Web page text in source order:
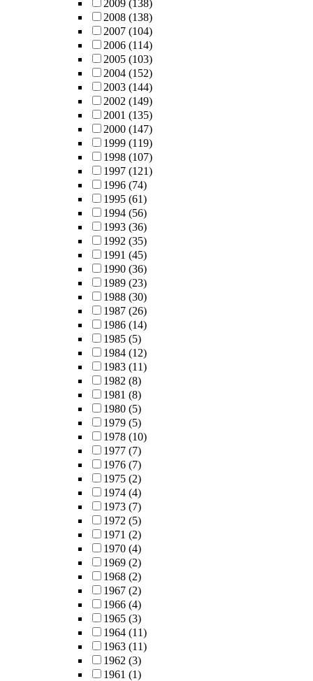
2009 (138)
2008 (138)
2007 (104)
2006 (114)
2005 (103)
2004 (152)
2003 (144)
2002 (149)
2001 (135)
2000 (147)
1999 (119)
1998 (107)
1997 (121)
1996 (74)
1995 (61)
1994 (56)
1993 (36)
1992 (35)
1991 (45)
1990 (36)
1989 (23)
1988 (30)
1987 (26)
1986 (14)
1985 (5)
1984 (12)
1983 (11)
1982 (8)
1981 (8)
1980 (5)
1979 (5)
1978 (10)
1977 (7)
1976 (7)
1975 (2)
1974 (4)
1973 (7)
1972 (5)
1971 (2)
1970 (4)
1969 (2)
1968 (2)
1967 (2)
1966 (4)
1965 (3)
1964 (11)
1963 (11)
1962 (3)
1961 (1)